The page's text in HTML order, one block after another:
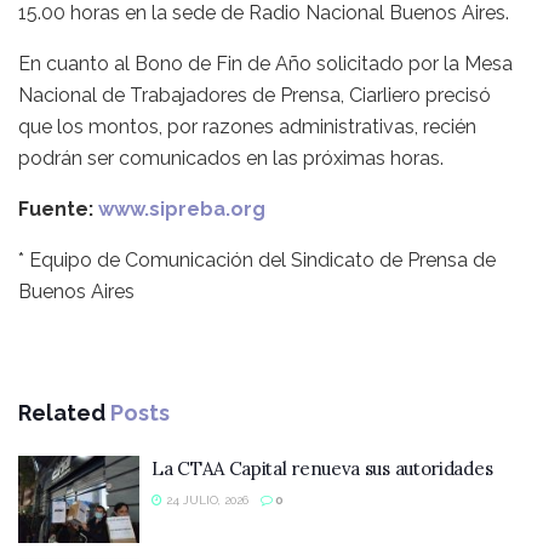
15.00 horas en la sede de Radio Nacional Buenos Aires.
En cuanto al Bono de Fin de Año solicitado por la Mesa
Nacional de Trabajadores de Prensa, Ciarliero precisó
que los montos, por razones administrativas, recién
podrán ser comunicados en las próximas horas.
Fuente: www.sipreba.org
* Equipo de Comunicación del Sindicato de Prensa de
Buenos Aires
Related Posts
La CTAA Capital renueva sus autoridades
24 JULIO, 2026 0